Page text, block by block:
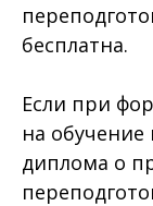
бесплатна.
Если при
на обучение
диплома о